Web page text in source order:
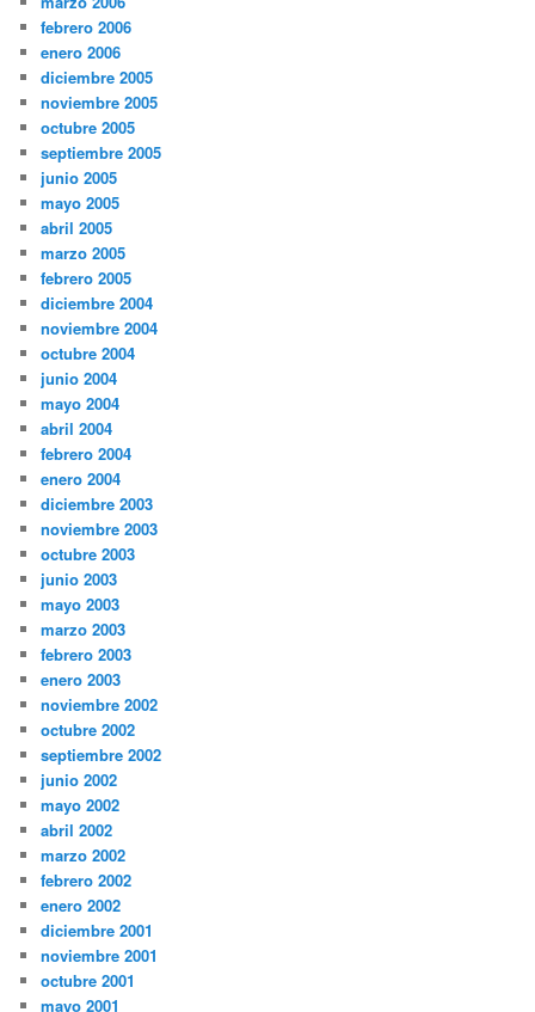
febrero 2006
enero 2006
diciembre 2005
noviembre 2005
octubre 2005
septiembre 2005
junio 2005
mayo 2005
abril 2005
marzo 2005
febrero 2005
diciembre 2004
noviembre 2004
octubre 2004
junio 2004
mayo 2004
abril 2004
febrero 2004
enero 2004
diciembre 2003
noviembre 2003
octubre 2003
junio 2003
mayo 2003
marzo 2003
febrero 2003
enero 2003
noviembre 2002
octubre 2002
septiembre 2002
junio 2002
mayo 2002
abril 2002
marzo 2002
febrero 2002
enero 2002
diciembre 2001
noviembre 2001
octubre 2001
mayo 2001